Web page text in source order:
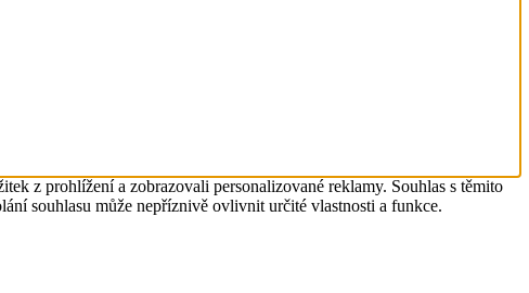
z prohlížení a zobrazovali personalizované reklamy. Souhlas s těmito
souhlasu může nepříznivě ovlivnit určité vlastnosti a funkce.